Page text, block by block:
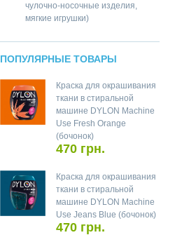
чулочно-носочные изделия,
мягкие игрушки)
ПОПУЛЯРНЫЕ ТОВАРЫ
Краска для окрашивания
ткани в стиральной
машине DYLON Machine
Use Fresh Orange
(бочонок)
470 грн.
Краска для окрашивания
ткани в стиральной
машине DYLON Machine
Use Jeans Blue (бочонок)
470 грн.